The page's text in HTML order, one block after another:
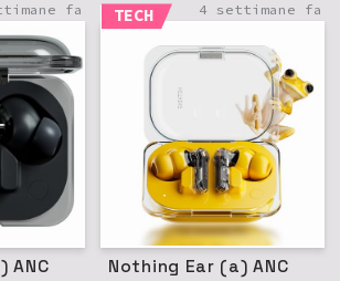
fa
ANC
TECH 4 settimane fa
Nothing Ear (a) ANC